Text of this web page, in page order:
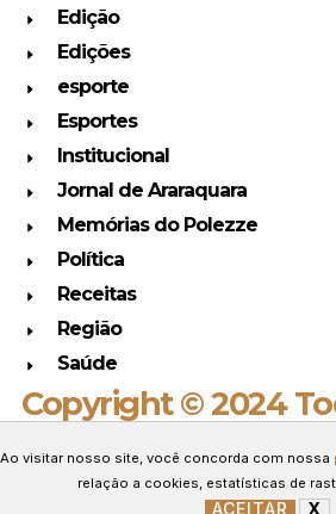
Edição
Edições
esporte
Esportes
Institucional
Jornal de Araraquara
Memórias do Polezze
Política
Receitas
Região
Saúde
Copyright © 2024
Desenvolvido por
Ao visitar nosso site, você concorda com nossa
relação a cookies, estatísticas de
ACEITAR X
GERENCIAR COOKIES